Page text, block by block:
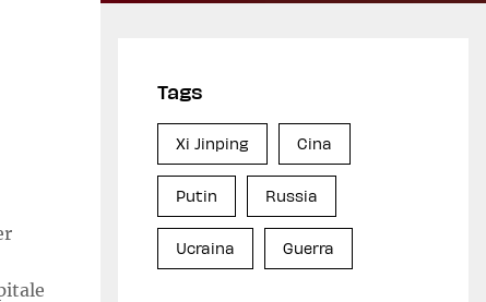
Tags
Xi Jinping Cina
Putin Russia
Ucraina Guerra